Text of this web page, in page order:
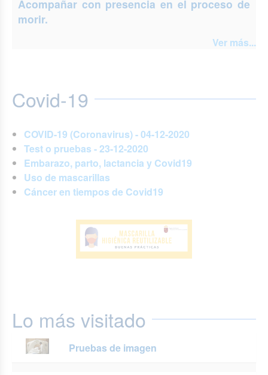
Acompañar con presencia en el proceso de
morir.
Ver más...
Covid-19
COVID-19 (Coronavirus) - 04-12-2020
Test o pruebas - 23-12-2020
Embarazo, parto, lactancia y Covid19
Uso de mascarillas
Cáncer en tiempos de Covid19
Lo más visitado
Pruebas de imagen